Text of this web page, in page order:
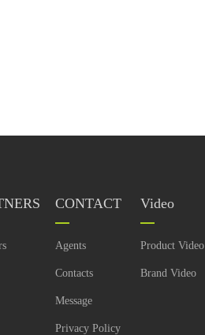
CONTACT
Agents
Contacts
Message
Privacy Policy
Video
Product Video
Brand Video